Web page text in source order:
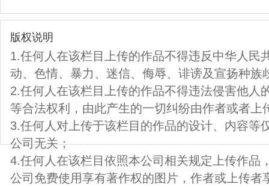
版权说明
1.任何人在该栏目上传的作品不得违反中华人民
动、色情、暴力、迷信、侮辱、诽谤及宣扬种族
2.任何人在该栏目上传的作品不得违法侵害他人
等合法权利，由此产生的一切纠纷由作者或者上
3.任何人对上传于该栏目的作品的设计、内容等
公司无关；
4.任何人在该栏目依照本公司相关规定上传作品
公司免费使用享有著作权的图片，作者或上传者